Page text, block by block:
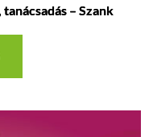
– Szank